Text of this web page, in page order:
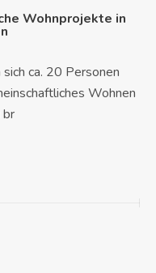
Wohnprojekte in
ca. 20 Personen
Wohnen
br